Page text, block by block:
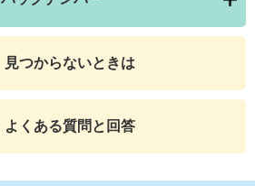
見つからないときは
よくある質問と回答